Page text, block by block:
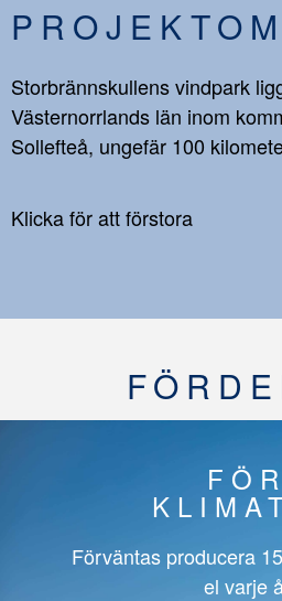
Storbrännskullens vindpark
Västernorrlands län inom
Sollefteå, ungefär 100
Klicka för att förstora
FÖR
Förväntas producera
el varje